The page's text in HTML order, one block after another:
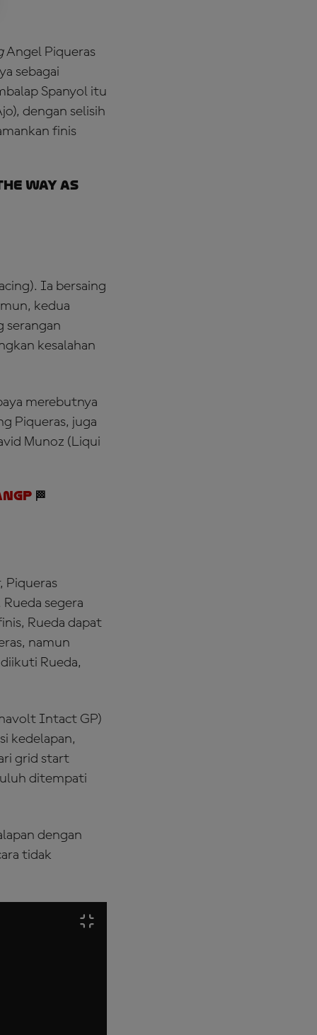
Angel Piqueras
sebagai
Spanyol itu
dengan selisih
finis
way as
Ia bersaing
kedua
serangan
kesalahan
merebutnya
Piqueras, juga
Munoz (Liqui
🏁
Piqueras
segera
Rueda dapat
namun
Rueda,
Intact GP)
kedelapan,
grid start
ditempati
dengan
tidak